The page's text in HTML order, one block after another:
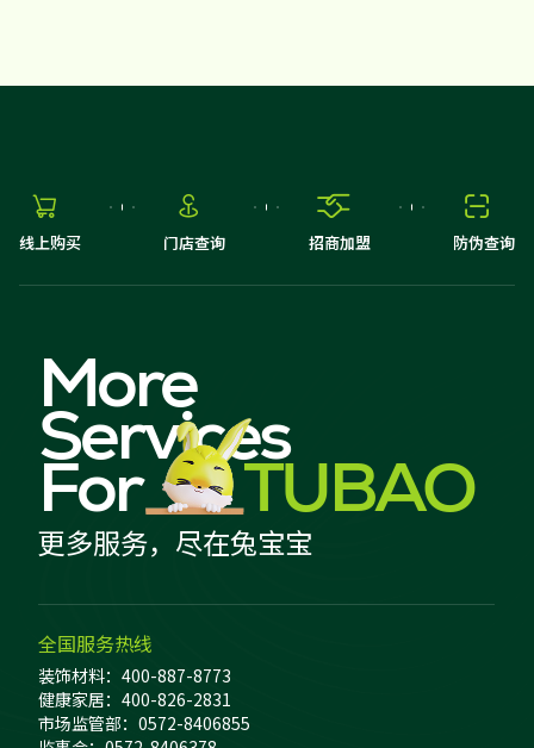

线上购买

门店查询

招商加盟

防伪查询
更多服务，尽在兔宝宝
More
Services
For TUBAO
全国服务热线
装饰材料：400-887-8773
健康家居：400-826-2831
市场监管部：0572-8406855